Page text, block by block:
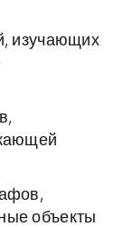
изучающих
объекты